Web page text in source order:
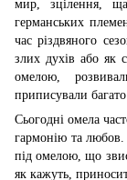
мир, зцілення,
германських
час різдвяного
злих духів або як
омелою,
приписували
Сьогодні омела
гармонію та любов.
під омелою, що
як кажуть,